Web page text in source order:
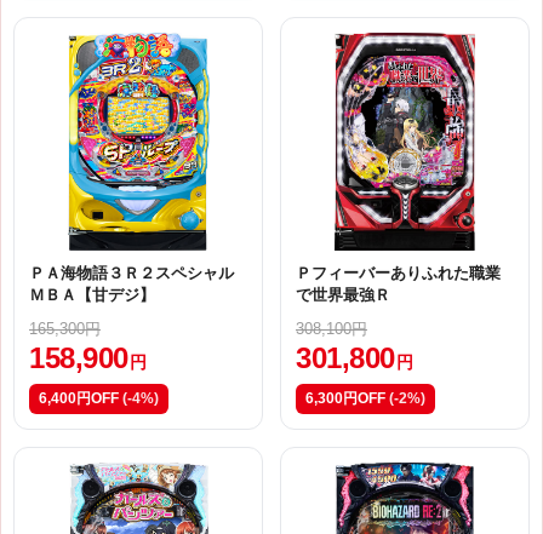
ＰＡ海物語３Ｒ２スペシャル
ＭＢＡ【甘デジ】
165,300円
158,900 円
6,400円OFF (-4%)
Ｐフィーバーありふれた職業
で世界最強Ｒ
308,100円
301,800 円
6,300円OFF (-2%)